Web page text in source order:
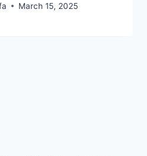
March 15, 2025